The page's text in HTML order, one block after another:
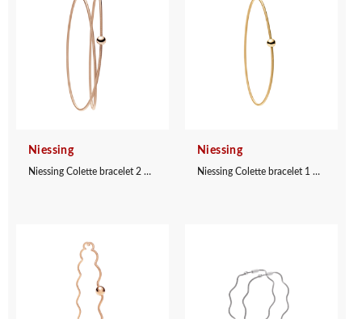
Niessing
Niessing Colette bracelet 2 windings
Niessing
Niessing Colette bracelet 1 winding